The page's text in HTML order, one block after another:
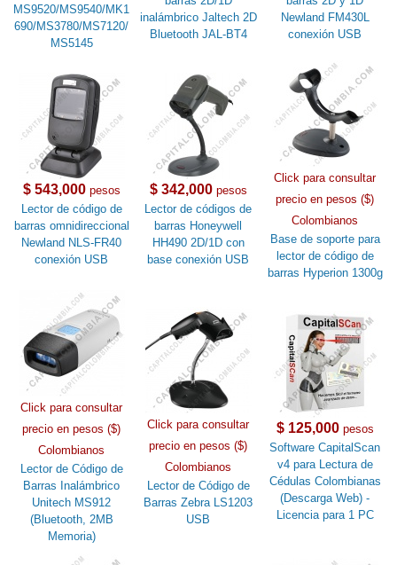
MS9520/MS9540/MK1
690/MS3780/MS7120/
MS5145
inalámbrico Jaltech 2D
Bluetooth JAL-BT4
Newland FM430L
conexión USB
$ 543,000pesos
Lector de código de
barras omnidireccional
Newland NLS-FR40
conexión USB
$ 342,000pesos
Lector de códigos de
barras Honeywell
HH490 2D/1D con
base conexión USB
Click para consultar
precio en pesos ($)
Colombianos
Base de soporte para
lector de código de
barras Hyperion 1300g
Click para consultar
precio en pesos ($)
Colombianos
Lector de Código de
Barras Inalámbrico
Unitech MS912
(Bluetooth, 2MB
Memoria)
Click para consultar
precio en pesos ($)
Colombianos
Lector de Código de
Barras Zebra LS1203
USB
$ 125,000pesos
Software CapitalScan
v4 para Lectura de
Cédulas Colombianas
(Descarga Web) -
Licencia para 1 PC